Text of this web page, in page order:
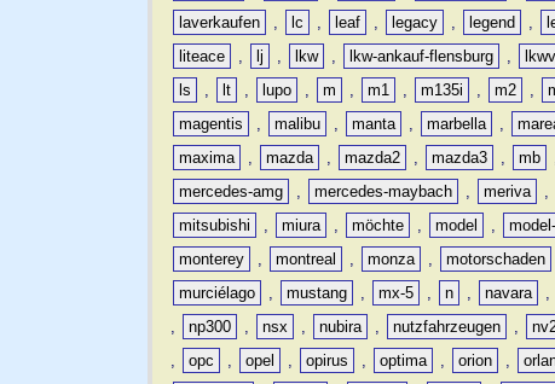
laverkaufen
, lc , leaf , legacy , legend ,
liteace
, lj , lkw , lkw-ankauf-flensburg ,
ls
, lt , lupo , m , m1 , m135i , m2 ,
magentis
, malibu , manta , marbella ,
maxima
, mazda , mazda2 , mazda3 , mb
mercedes-amg
, mercedes-maybach , meriva ,
mitsubishi
, miura , möchte , model ,
monterey
, montreal , monza , motorschaden
murciélago
, mustang , mx-5 , n , navara ,
,
np300 , nsx , nubira , nutzfahrzeugen ,
,
opc , opel , opirus , optima , orion ,